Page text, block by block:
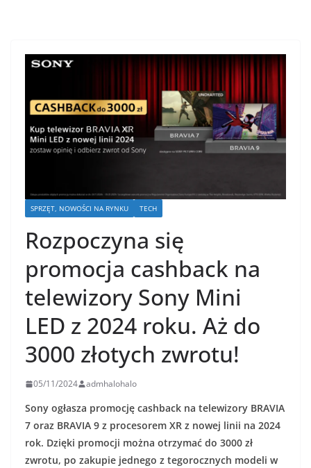
SPRZĘT, NOWOŚCI NA RYNKU TECH
Rozpoczyna się
promocja cashback na
telewizory Sony Mini
LED z 2024 roku. Aż do
3000 złotych zwrotu!
05/11/2024 admhalohalo
Sony ogłasza promocję cashback na telewizory BRAVIA
7 oraz BRAVIA 9 z procesorem XR z nowej linii na 2024
rok. Dzięki promocji można otrzymać do 3000 zł
zwrotu, po zakupie jednego z tegorocznych modeli w